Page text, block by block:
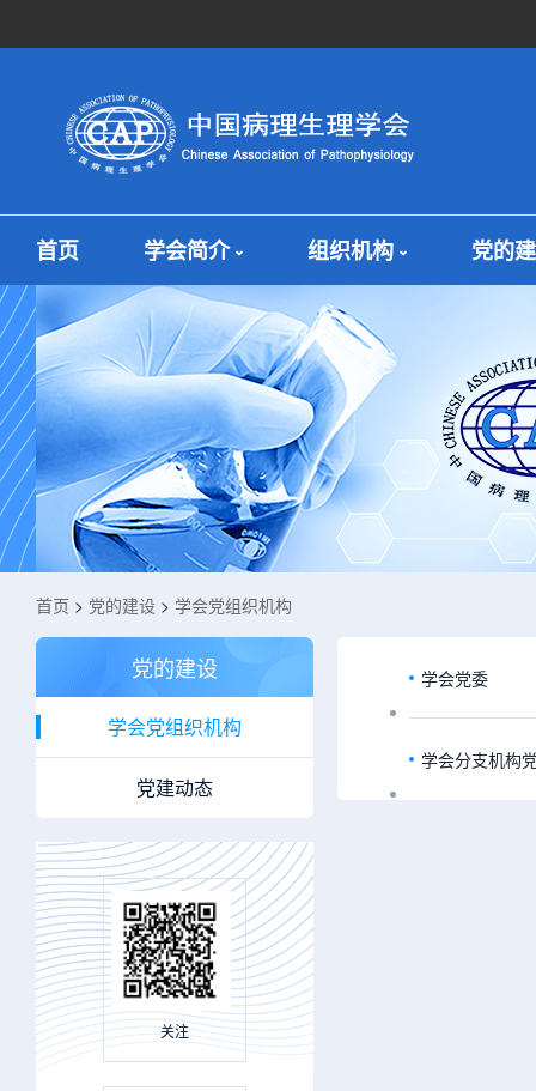
首页 学会简介 组织机构 党的
首页 > 党的建设 > 学会党组织机构
党的建设
学会党组织机构
党建动态
关注
学会党委
学会分支机构